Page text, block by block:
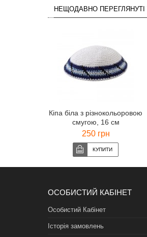
НЕЩОДАВНО ПЕРЕГЛЯНУТІ
Кіпа біла з різнокольоровою
смугою, 16 см
250 грн
ОСОБИСТИЙ КАБІНЕТ
Особистий Кабінет
Історія замовлень